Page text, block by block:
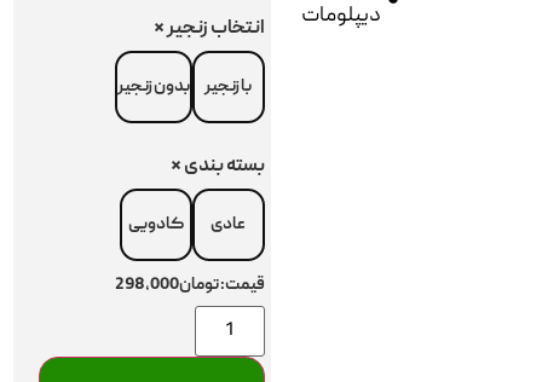
دیپلومات
انتخاب زنجیر*
با زنجیر بدون زنجیر
بسته بندی*
عادی کادویی
قیمت:تومان298,000